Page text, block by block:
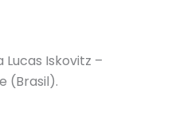
Iskovitz –
(Brasil).